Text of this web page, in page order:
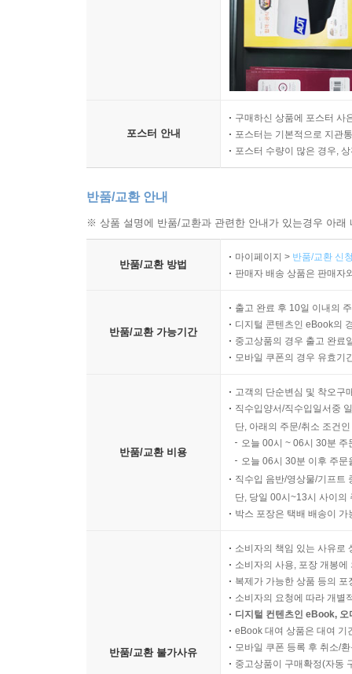
포스터 안내
구매하신 상품에 포스터 사
포스터는 기본적으로 지관
포스터 수량이 많은 경우,
반품/교환 안내
※ 상품 설명에 반품/교환과 관련한 안내가 있는경우 아
반품/교환 방법
마이페이지 > 반품/교환 신
판매자 배송 상품은 판매자
반품/교환 가능기간
출고 완료 후 10일 이내의
디지털 콘텐츠인 eBook의
중고상품의 경우 출고 완료
모바일 쿠폰의 경우 유효기
반품/교환 비용
고객의 단순변심 및 착오구
직수입양서/직수입일서중
단, 아래의 주문/취소 조건
오늘 00시 ~ 06시 30분
오늘 06시 30분 이후 주
직수입 음반/영상물/기프트
단, 당일 00시~13시 사이의
박스 포장은 택배 배송이
반품/교환 불가사유
소비자의 책임 있는 사유로
소비자의 사용, 포장 개봉
복제가 가능한 상품 등의
소비자의 요청에 따라 개별
디지털 컨텐츠인 eBook,
eBook 대여 상품은 대여 기
모바일 쿠폰 등록 후 취소/
중고상품이 구매확정(자동